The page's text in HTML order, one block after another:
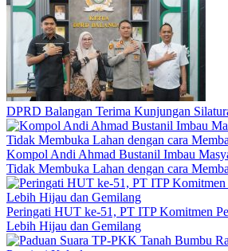
DPRD Balangan Terima Kunjungan
Kompol Andi Ahmad Bustanil Imbau
Tidak Membuka Lahan dengan cara
Peringati HUT ke-51, PT ITP Komitmen
Lebih Hijau dan Gemilang